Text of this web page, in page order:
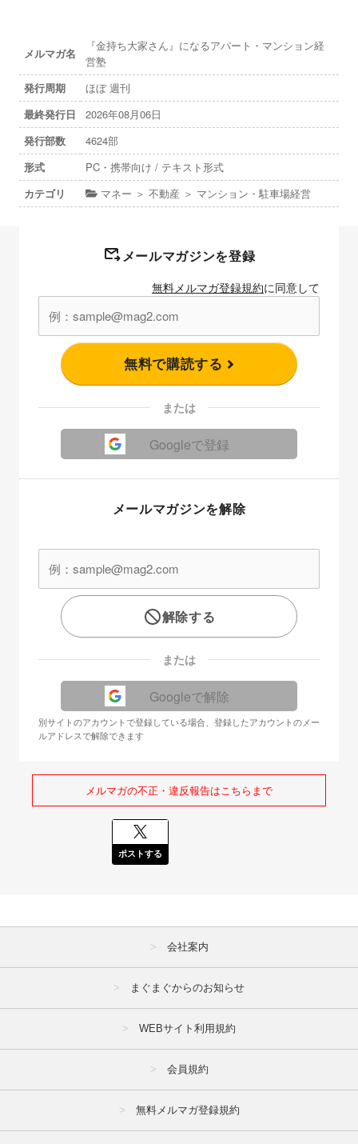
メルマガ名
『金持ち大家さん』になるアパート・マンション経
営塾
発行周期
ほぼ 週刊
最終発行日
2026年08月06日
発行部数
4624部
形式
PC・携帯向け / テキスト形式
カテゴリ
マネー ＞ 不動産 ＞ マンション・駐車場経営
メールマガジンを登録
無料メルマガ登録規約に同意して
無料で購読する
または
Googleで登録
メールマガジンを解除
解除する
または
Googleで解除
別サイトのアカウントで登録している場合、登録したアカウントのメー
ルアドレスで解除できます
メルマガの不正・違反報告はこちらまで
ポストする
会社案内
まぐまぐからのお知らせ
WEBサイト利用規約
会員規約
無料メルマガ登録規約